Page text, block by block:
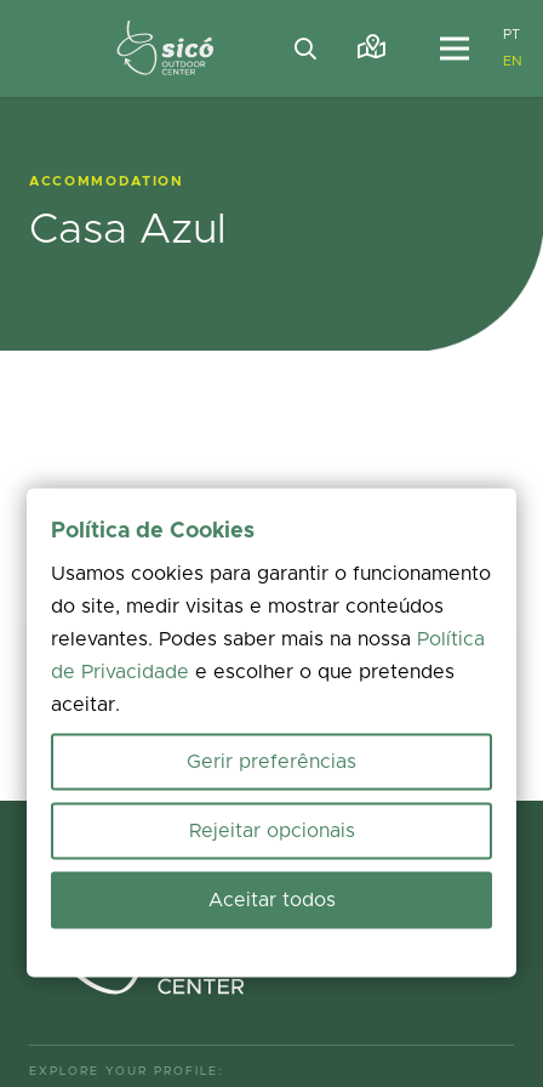
PT
EN
ACCOMMODATION
Casa Azul
Share your experience
Rate, leave a comment, and add photos. Your feedback improves the
EXPLORE YOUR PROFILE:
Política de Cookies
Usamos cookies para garantir o funcionamento
do site, medir visitas e mostrar conteúdos
relevantes. Podes saber mais na nossa Política
de Privacidade e escolher o que pretendes
aceitar.
Gerir preferências
Rejeitar opcionais
Aceitar todos